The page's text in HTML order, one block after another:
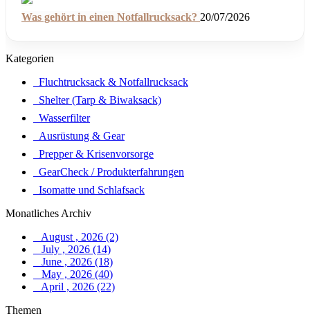
Was gehört in einen Notfallrucksack? 20/07/2026
Kategorien
Fluchtrucksack & Notfallrucksack
Shelter (Tarp & Biwaksack)
Wasserfilter
Ausrüstung & Gear
Prepper & Krisenvorsorge
GearCheck / Produkterfahrungen
Isomatte und Schlafsack
Monatliches Archiv
August , 2026 (2)
July , 2026 (14)
June , 2026 (18)
May , 2026 (40)
April , 2026 (22)
Themen